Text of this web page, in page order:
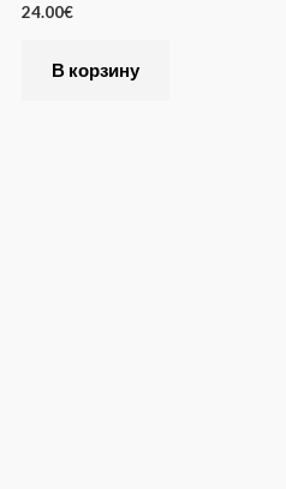
24.00€
В корзину